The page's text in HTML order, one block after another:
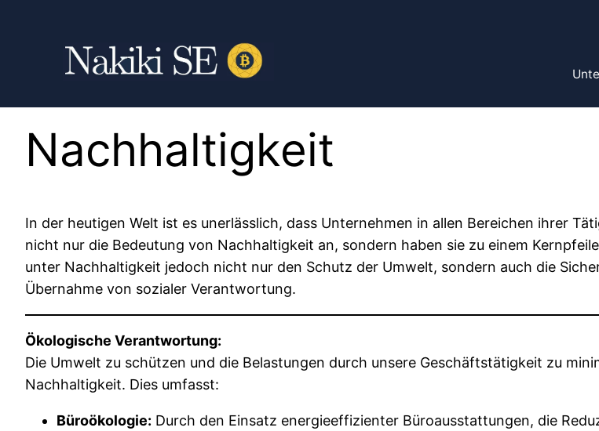
Nachhaltigkeit
In der heutigen Welt ist es unerlässlich, dass Unternehmen in allen Bereichen ihrer
nicht nur die Bedeutung von Nachhaltigkeit an, sondern haben sie zu einem
unter Nachhaltigkeit jedoch nicht nur den Schutz der Umwelt, sondern auch die
Übernahme von sozialer Verantwortung.
Ökologische Verantwortung:
Die Umwelt zu schützen und die Belastungen durch unsere Geschäftstätigkeit zu
Nachhaltigkeit. Dies umfasst:
Büroökologie: Durch den Einsatz energieeffizienter Büroausstattungen, die